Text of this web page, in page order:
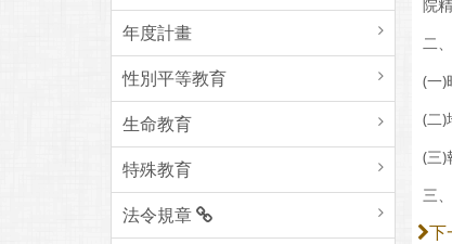
年度計畫
性別平等教育
生命教育
特殊教育
法令規章
院
二
(一)
(二)
(三)
三
下